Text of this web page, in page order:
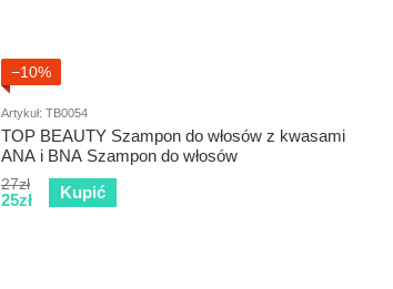
−10%
Artykuł: TB0054
TOP BEAUTY Szampon do włosów z kwasami
ANA i BNA Szampon do włosów
27zł
25zł Kupić